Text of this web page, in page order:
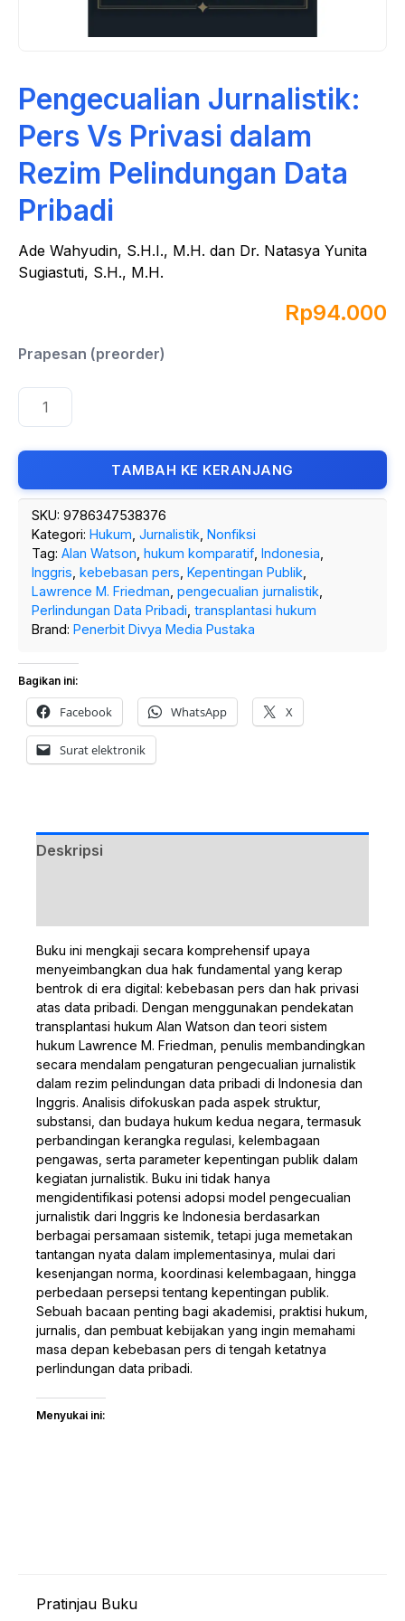
Pengecualian Jurnalistik:
Pers Vs Privasi dalam
Rezim Pelindungan Data
Pribadi
Ade Wahyudin, S.H.I., M.H. dan Dr. Natasya Yunita
Sugiastuti, S.H., M.H.
Rp94.000
TAMBAH KE KERANJANG
SKU: 9786347538376
Kategori: Hukum Jurnalistik Nonfiksi
Tag: Alan Watson hukum komparatif Indonesia
Inggris kebebasan pers Kepentingan Publik
Lawrence M. Friedman pengecualian jurnalistik
Perlindungan Data Pribadi transplantasi hukum
Brand: Penerbit Divya Media Pustaka
Bagikan ini:
Facebook WhatsApp X
Surat elektronik
Deskripsi
Buku ini mengkaji secara komprehensif upaya
menyeimbangkan dua hak fundamental yang kerap
bentrok di era digital: kebebasan pers dan hak privasi
atas data pribadi. Dengan menggunakan pendekatan
transplantasi hukum Alan Watson dan teori sistem
hukum Lawrence M. Friedman, penulis membandingkan
secara mendalam pengaturan pengecualian jurnalistik
dalam rezim pelindungan data pribadi di Indonesia dan
Inggris. Analisis difokuskan pada aspek struktur,
substansi, dan budaya hukum kedua negara, termasuk
perbandingan kerangka regulasi, kelembagaan
pengawas, serta parameter kepentingan publik dalam
kegiatan jurnalistik. Buku ini tidak hanya
mengidentifikasi potensi adopsi model pengecualian
jurnalistik dari Inggris ke Indonesia berdasarkan
berbagai persamaan sistemik, tetapi juga memetakan
tantangan nyata dalam implementasinya, mulai dari
kesenjangan norma, koordinasi kelembagaan, hingga
perbedaan persepsi tentang kepentingan publik.
Sebuah bacaan penting bagi akademisi, praktisi hukum,
jurnalis, dan pembuat kebijakan yang ingin memahami
masa depan kebebasan pers di tengah ketatnya
perlindungan data pribadi.
Menyukai ini:
Pratinjau Buku